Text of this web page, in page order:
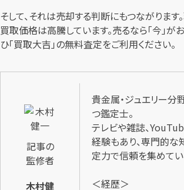
そして、それは売却する判断にもつながります
買取価格は高騰しています。売るなら「今」が
ひ「買取大吉」の無料査定をご利用ください。
記事の
監修者
木村健
貴金属・ジュエリー
つ鑑定士。
テレビや雑誌、
経験もあり、専門的
定力で信頼を集めてい
＜経歴＞